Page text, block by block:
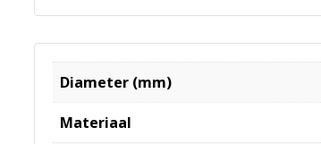
Diameter (mm)
Materiaal